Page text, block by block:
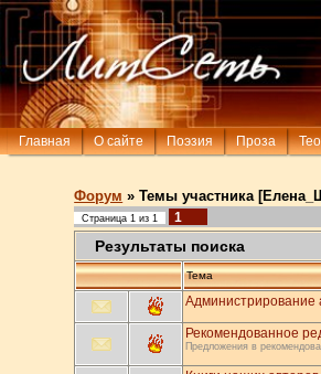
Главная О сайте Поэзия Проза
Форум » Темы участника
Страница1 из1 1
Результаты поиска
Тема
Администрирование
Рекомендованное
Предложения в